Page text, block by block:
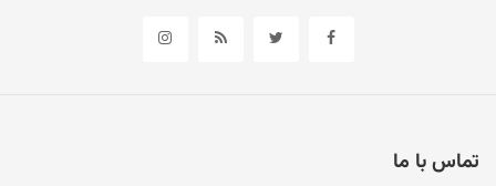
تماس با ما